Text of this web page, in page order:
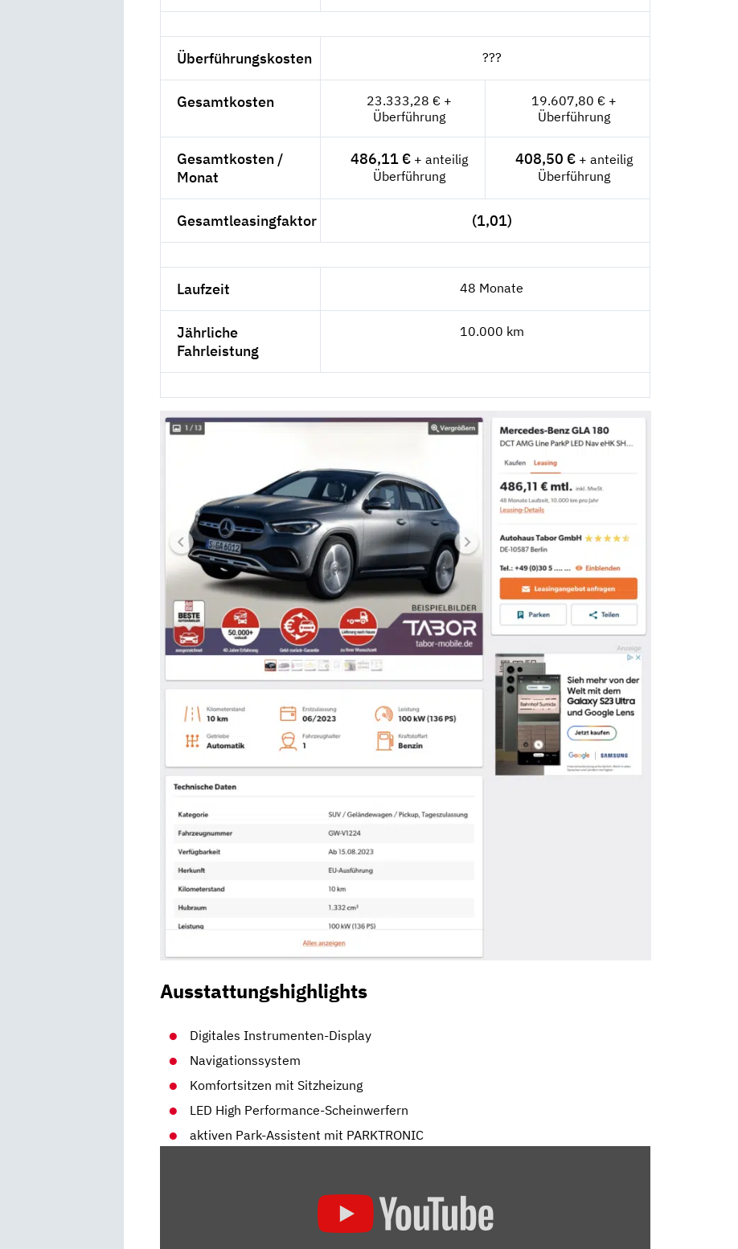
Überführungskosten ???
Gesamtkosten
23.333,28 € +
Überführung
19.607,80 € +
Überführung
Gesamtkosten /
Monat
486,11 € + anteilig
Überführung
408,50 € + anteilig
Überführung
Gesamtleasingfaktor (1,01)
Laufzeit 48 Monate
Jährliche
Fahrleistung
10.000 km
Ausstattungshighlights
Digitales Instrumenten-Display
Navigationssystem
Komfortsitzen mit Sitzheizung
LED High Performance-Scheinwerfern
aktiven Park-Assistent mit PARKTRONIC